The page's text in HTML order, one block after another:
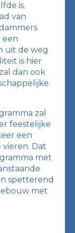
is.
van
een
uit de weg
is hier
dan ook
zal
feestelijke
een
vieren. Dat
met
spetterend
met